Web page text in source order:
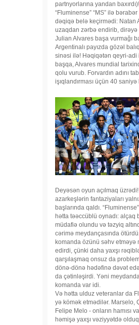
partnyorlarına yandan baxırdı)!
“Fluminense” “MS” ilə
dəqiqə belə keçirmədi: Natan
uzaqdan zərbə endirib, dirəyə
Julian Alvares başa vurmağı
Argentinalı payızda gözəl
sinəsi ilə! Həqiqətən qeyri-adi
başqa, Alvares mundial
qolu vurub. Forvardın adını
işıqlandırması üçün 40
Deyəsən oyun açılmaq
azarkeşlərin fantaziyaları
başlarında qaldı.
hətta təəccüblü oynadı: alçaq
müdafiə olundu və təzyiq
cərimə meydançasında
komanda özünü səhv etməyə
edirdi, çünki daha yaxşı
qarşılaşmaq onsuz da
dönə-dönə hədəfinə dəvət
da çətinləşirdi. Yəni
komanda var idi.
Və hətta ulduz veteranlar da
yə kömək etmədilər. Marselo,
Felipe Melo - onların hamısı
həmişə yaxşı vəziyyətdə